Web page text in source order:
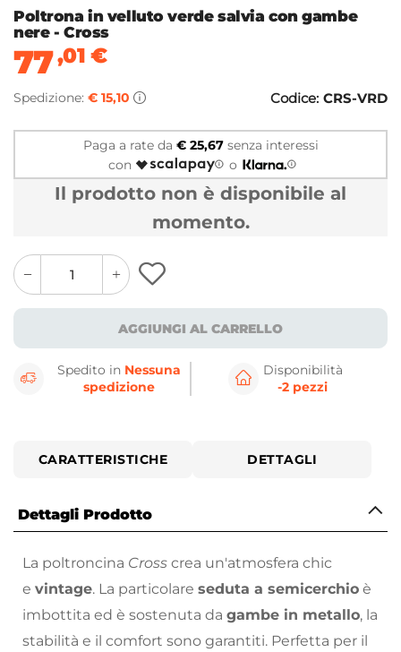
Poltrona in velluto verde salvia con gambe
nere - Cross
77,01 €
Spedizione: € 15,10 Codice: CRS-VRD
Paga a rate da € 25,67senza interessi
con
o
Il prodotto non è disponibile al
momento.
quantity
button
quantity
minus
button
AGGIUNGI AL CARRELLO
Spedito in Nessuna
spedizione
Disponibilità
-2 pezzi
CARATTERISTICHE DETTAGLI
Dettagli Prodotto
La poltroncina Cross crea un'atmosfera chic
e vintage. La particolare seduta a semicerchio è
imbottita ed è sostenuta da gambe in metallo, la
stabilità e il comfort sono garantiti. Perfetta per il